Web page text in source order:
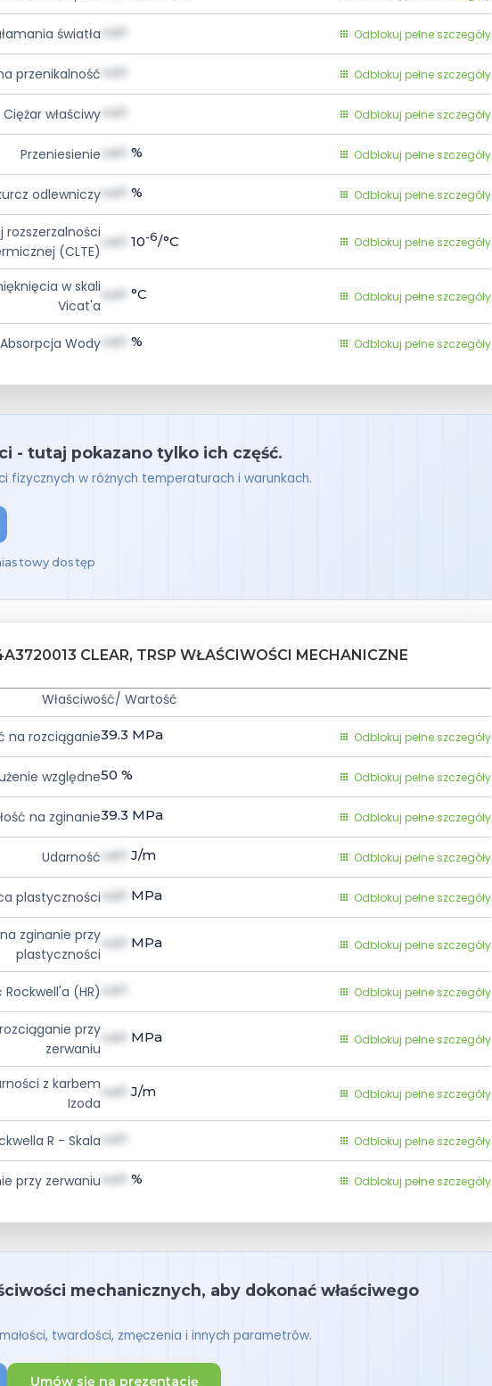
światła val1 Odblokuj pełne szczegóły
przenikalność val1 Odblokuj pełne szczegóły
Ciężar właściwy val1 Odblokuj pełne szczegóły
Przeniesienie val1 % Odblokuj pełne szczegóły
odlewniczy val1 % Odblokuj pełne szczegóły
rozszerzalności
(CLTE)
val1 10-6/°C Odblokuj pełne szczegóły
w skali
Vicat'a
val1 °C Odblokuj pełne szczegóły
Absorpcja Wody val1 % Odblokuj pełne szczegóły
- tutaj pokazano tylko ich część.
fizycznych w różnych temperaturach i warunkach.
dostęp
CLEAR, TRSP WŁAŚCIWOŚCI MECHANICZNE
Właściwość/ Wartość
na rozciąganie39.3 MPa Odblokuj pełne szczegóły
względne50 % Odblokuj pełne szczegóły
na zginanie39.3 MPa Odblokuj pełne szczegóły
Udarność val1 J/m Odblokuj pełne szczegóły
plastyczności val1 MPa Odblokuj pełne szczegóły
zginanie przy
plastyczności
val1 MPa Odblokuj pełne szczegóły
(HR) val1 Odblokuj pełne szczegóły
przy
zerwaniu
val1 MPa Odblokuj pełne szczegóły
z karbem
Izoda
val1 J/m Odblokuj pełne szczegóły
R - Skala val1 Odblokuj pełne szczegóły
przy zerwaniu val1 % Odblokuj pełne szczegóły
mechanicznych, aby dokonać właściwego
twardości, zmęczenia i innych parametrów.
Umów się na prezentację